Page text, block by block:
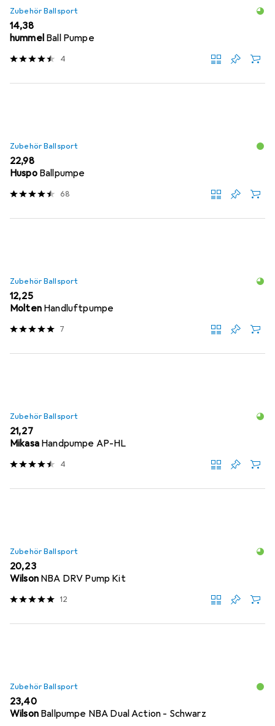
Zubehör Ballsport
EUR
14,38
hummel Ball Pumpe
4
Zubehör Ballsport
EUR
22,98
Huspo Ballpumpe
68
Zubehör Ballsport
EUR
12,25
Molten Handluftpumpe
7
Zubehör Ballsport
EUR
21,27
Mikasa Handpumpe AP-HL
4
Zubehör Ballsport
EUR
20,23
Wilson NBA DRV Pump Kit
12
Zubehör Ballsport
EUR
23,40
Wilson Ballpumpe NBA Dual Action - Schwarz